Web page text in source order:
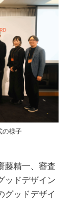
の様子
藤精一、審査
ッドデザイン
グッドデザイ